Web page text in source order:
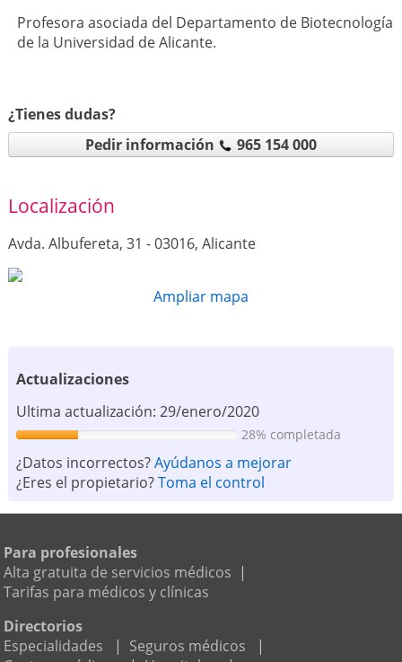
Profesora asociada del Departamento de Biotecnología
de la Universidad de Alicante.
¿Tienes dudas?
Pedir información
965 154 000
Localización
Avda. Albufereta, 31 - 03016, Alicante
Ampliar mapa
Actualizaciones
Ultima actualización: 29/enero/2020
28% completada
¿Datos incorrectos?Ayúdanos a mejorar
¿Eres el propietario?Toma el control
Para profesionales
Alta gratuita de servicios médicos |
Tarifas para médicos y clínicas
Directorios
Especialidades
| Seguros médicos
|